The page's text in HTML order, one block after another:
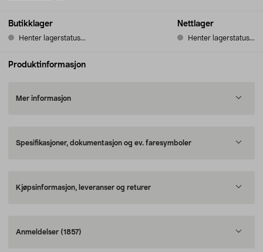
Butikklager
Henter lagerstatus...
Nettlager
Henter lagerstatus...
Produktinformasjon
Mer informasjon
Spesifikasjoner, dokumentasjon og ev. faresymboler
Kjøpsinformasjon, leveranser og returer
Anmeldelser (1857)